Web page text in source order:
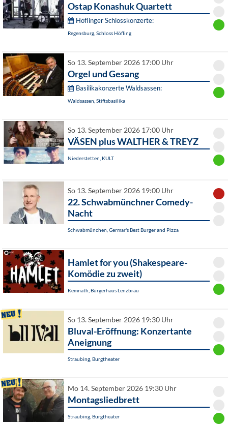
Ostap Konashuk Quartett
Höflinger Schlosskonzerte:
Regensburg, Schloss Höfling
So 13. September 2026 17:00 Uhr
Orgel und Gesang
Basilikakonzerte Waldsassen:
Waldsassen, Stiftsbasilika
So 13. September 2026 17:00 Uhr
VÄSEN plus WALTHER & TREYZ
Niederstetten, KULT
So 13. September 2026 19:00 Uhr
22. Schwabmünchner Comedy-
Nacht
Schwabmünchen, Germar's Best Burger and Pizza
Hamlet for you (Shakespeare-
Komödie zu zweit)
Kemnath, Bürgerhaus Lenzbräu
So 13. September 2026 19:30 Uhr
Bluval-Eröffnung: Konzertante
Aneignung
Straubing, Burgtheater
Mo 14. September 2026 19:30 Uhr
Montagsliedbrett
Straubing, Burgtheater